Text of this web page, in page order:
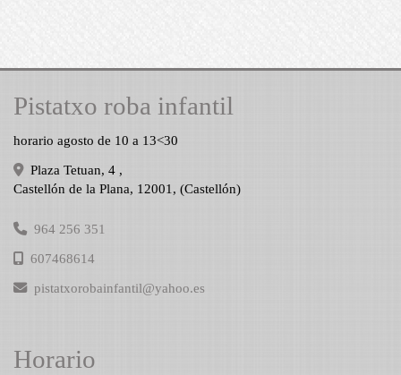
Pistatxo roba infantil
horario agosto de 10 a 13<30
Plaza Tetuan, 4 ,
Castellón de la Plana, 12001 , (Castellón)
964 256 351
607468614
pistatxorobainfantil
yahoo.es
Horario